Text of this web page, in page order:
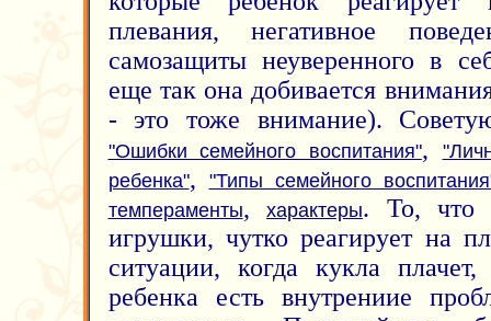
плевания, негативное
самозащиты неуверенного в
еще так она добивается
- это тоже внимание).
"Ошибки семейного воспитания",
ребенка",
"Типы семейного
темпераменты, характеры. То, что
игрушки, чутко реагирует на
ситуации, когда кукла
ребенка есть внутрениие